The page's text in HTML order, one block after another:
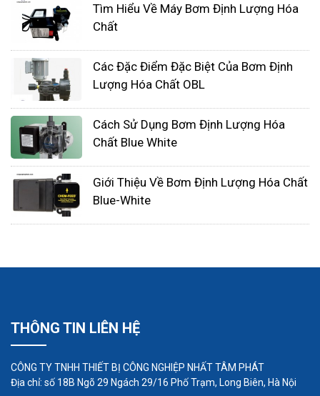
ống phải đủ dài để đến đáy giếng, nhưng
không quá dài để gây ra ma sát quá mức.
của mình và đảm bảo nó sẽ hoạt động hiệu quả
trong nhiều năm.
Cách lắp đặt máy bơm giếng
khoan đúng cách
Tìm Hiểu Về Máy Bơm Định Lượng Hóa
Chất
Các Đặc Điểm Đặc Biệt Của Bơm Định
Lượng Hóa Chất OBL
Cách Sử Dụng Bơm Định Lượng Hóa
Chất Blue White
Giới Thiệu Về Bơm Định Lượng Hóa Chất
Blue-White
THÔNG TIN LIÊN HỆ
CÔNG TY TNHH THIẾT BỊ CÔNG NGHIỆP NHẤT TÂM PHÁT
Địa chỉ: số 18B Ngõ 29 Ngách 29/16 Phố Trạm, Long Biên, Hà Nội